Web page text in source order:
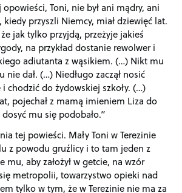
opowieści, Toni, nie był ani mądry, ani
kiedy przyszli Niemcy, miał dziewięć lat.
jak tylko przyjdą, przeżyje jakieś
na przykład dostanie rewolwer i
adiutanta z wąsikiem. (…) Nikt mu
nie dał. (…) Niedługo zaczął nosić
chodzić do żydowskiej szkoły. (…)
pojechał z mamą imieniem Liza do
mu się podobało.”
tej powieści. Mały Toni w Terezinie
z powodu gruźlicy i to tam jeden z
mu, aby założył w getcie, na wzór
metropolii, towarzystwo opieki nad
tylko w tym, że w Terezinie nie ma za